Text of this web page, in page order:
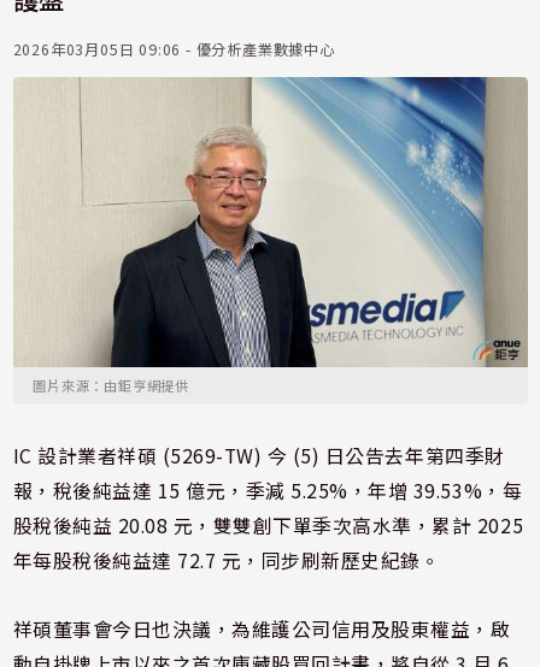
2026年03月05日 09:06 - 優分析產業數據中心
圖片來源：由鉅亨網提供
IC 設計業者祥碩 (5269-TW) 今 (5) 日公告去年第四季財
報，稅後純益達 15 億元，季減 5.25%，年增 39.53%，每
股稅後純益 20.08 元，雙雙創下單季次高水準，累計 2025
年每股稅後純益達 72.7 元，同步刷新歷史紀錄。
祥碩董事會今日也決議，為維護公司信用及股東權益，啟